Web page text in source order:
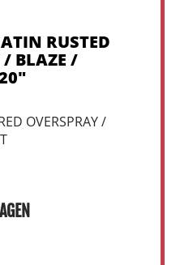
RUSTED
/ BLAZE /
OVERSPRAY /